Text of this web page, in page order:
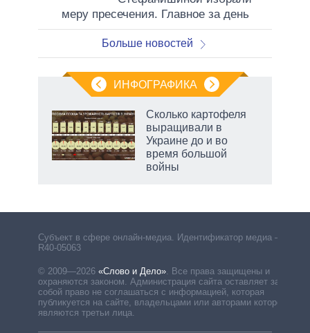
меру пресечения. Главное за день
Больше новостей
ИНФОГРАФИКА
Сколько картофеля
выращивали в
Украине до и во
время большой
войны
Субъект в сфере онлайн-медиа. Идентификатор медиа –
R40-05063
© 2009—2026 «Слово и Дело». Все права защищены и
охраняются законом. Администрация сайта оставляет за
собой право не соглашаться с информацией, которая
публикуется на сайте, владельцами или авторами которой
являются третьи лица.